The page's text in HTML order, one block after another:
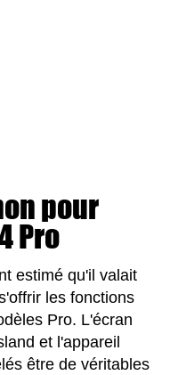
pour
Pro
estimé qu'il valait
les fonctions
Pro. L'écran
et l'appareil
être de véritables